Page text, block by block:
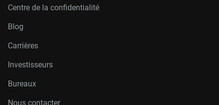
Centre de la confidentialité
Blog
Carrières
Investisseurs
Bureaux
Nous contacter